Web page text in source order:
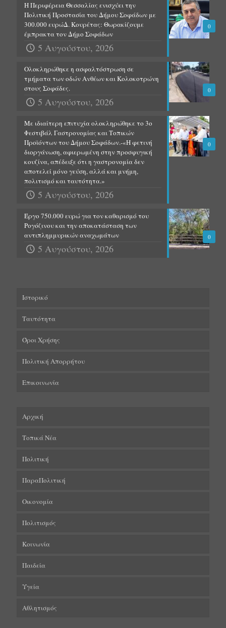
0
Η Περιφέρεια Θεσσαλίας ενισχύει την
Πολιτική Προστασία του Δήμου Σοφάδων με
300.000 ευρώΔ. Κουρέτας: Θωρακίζουμε
έμπρακτα τον Δήμο Σοφάδων
5 Αυγούστου, 2026
0
Ολοκληρώθηκε η ασφαλτόστρωση σε
τμήματα των οδών Ανθέων και Κολοκοτρώνη
στους Σοφάδες.
5 Αυγούστου, 2026
0
Με ιδιαίτερη επιτυχία ολοκληρώθηκε το 3ο
Φεστιβάλ Γαστρονομίας και Τοπικών
Προϊόντων του Δήμου Σοφάδων.-«Η φετινή
διοργάνωση, αφιερωμένη στην προσφυγική
κουζίνα, απέδειξε ότι η γαστρονομία δεν
αποτελεί μόνο γεύση, αλλά και μνήμη,
πολιτισμό και ταυτότητα.»
5 Αυγούστου, 2026
0
Έργο 750.000 ευρώ για τον καθαρισμό του
Ρογόζινου και την αποκατάσταση των
αντιπλημμυρικών αναχωμάτων
5 Αυγούστου, 2026
Ιστορικό
Ταυτότητα
Όροι Χρήσης
Πολιτική Απορρήτου
Επικοινωνία
Αρχική
Τοπικά Νέα
Πολιτική
ΠαραΠολιτική
Οικονομία
Πολιτισμός
Κοινωνία
Παιδεία
Υγεία
Αθλητισμός